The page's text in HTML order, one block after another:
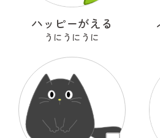
ハッピーがえる
うにうにうに